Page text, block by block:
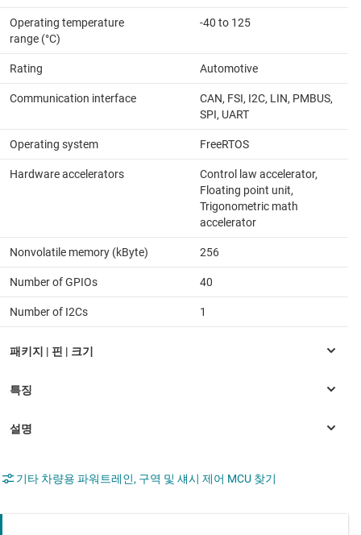
Operating temperature
range (°C)
-40 to 125
Rating Automotive
Communication interface
CAN, FSI, I2C, LIN, PMBUS,
SPI, UART
Operating system FreeRTOS
Hardware accelerators
Control law accelerator,
Floating point unit,
Trigonometric math
accelerator
Nonvolatile memory (kByte) 256
Number of GPIOs 40
Number of I2Cs 1
기타 차량용 파워트레인, 구역 및 섀시 제어 MCU 찾기